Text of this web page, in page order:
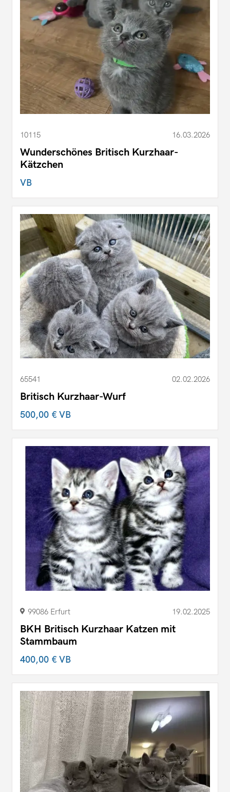
10115 16.03.2026
Wunderschönes Britisch Kurzhaar-
Kätzchen
VB
65541 02.02.2026
Britisch Kurzhaar-Wurf
500,00 €VB
99086 Erfurt 19.02.2025
BKH Britisch Kurzhaar Katzen mit
Stammbaum
400,00 €VB